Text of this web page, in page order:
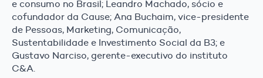
e consumo no Brasil; Leandro Machado, sócio e
cofundador da Cause; Ana Buchaim, vice-presidente
de Pessoas, Marketing, Comunicação,
Sustentabilidade e Investimento Social da B3; e
Gustavo Narciso, gerente-executivo do instituto
C&A.